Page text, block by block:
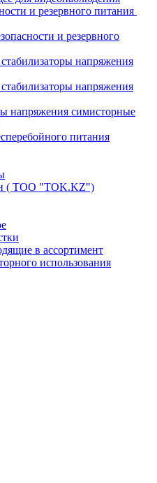
и резервного питания
и резервного
напряжения
напряжения
напряжения симисторные
питания
( ТОО "TOK.KZ")
в ассортимент
использования